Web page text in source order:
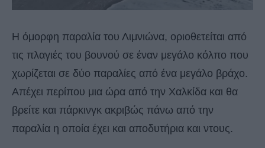
Η όμορφη παραλία του Λιμνιώνα, οριοθετείται από
τις πλαγιές του βουνού σε έναν μεγάλο κόλπο που
χωρίζεται σε δύο παραλίες από ένα μεγάλο βράχο.
Απέχει περίπου μια ώρα από την Χαλκίδα και θα
βρείτε και πάρκινγκ ακριβώς πάνω από την
παραλία η οποία έχει και αποδυτήρια και ντους.